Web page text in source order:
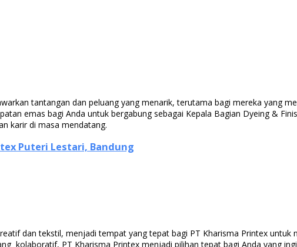
tantangan dan peluang yang menarik, terutama bagi mereka yang
emas bagi Anda untuk bergabung sebagai Kepala Bagian Dyeing &
karir di masa mendatang.
Puteri Lestari, Bandung
dan tekstil, menjadi tempat yang tepat bagi PT Kharisma Printex
kolaboratif, PT Kharisma Printex menjadi pilihan tepat bagi Anda yang